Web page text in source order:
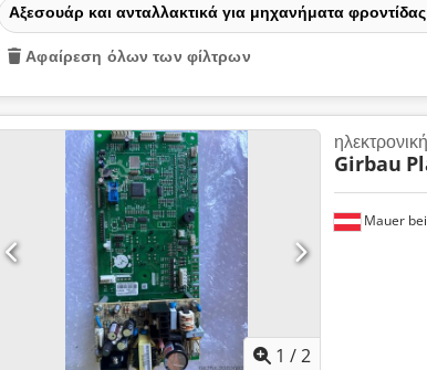
Αξεσουάρ και ανταλλακτικά για μηχανήματα
Αφαίρεση όλων των φίλτρων
1 /2
Mauer
Girbau